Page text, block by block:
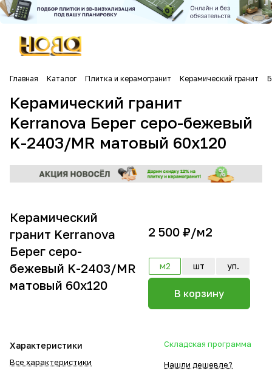
Главная Каталог Плитка и керамогранит Керамический гранит
Керамический гранит
Kerranova Берег серо-бежевый
K-2403/MR матовый 60х120
Керамический
гранит Kerranova
Берег серо-
бежевый K-2403/MR
матовый 60х120
Характеристики
Все характеристики
2 500 ₽/м2
м2 шт уп.
В корзину
Складская программа
Нашли дешевле?